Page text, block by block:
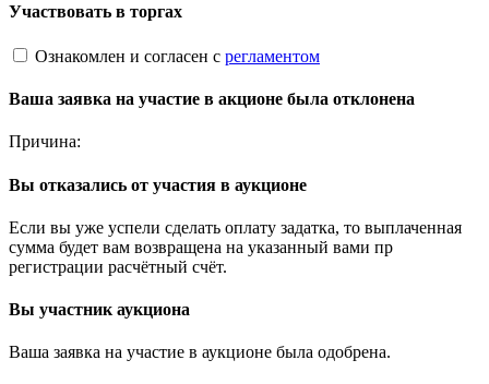
Участвовать в торгах
Ознакомлен и согласен с регламентом
Ваша заявка на участие в акционе была отклонена
Причина:
Вы отказались от участия в аукционе
Если вы уже успели сделать оплату задатка, то выплаченная
сумма будет вам возвращена на указанный вами пр
регистрации расчётный счёт.
Вы участник аукциона
Ваша заявка на участие в аукционе была одобрена.